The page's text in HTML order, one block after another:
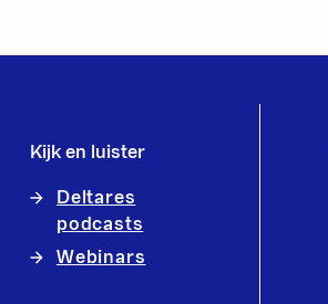
Kijk en luister
Deltares
podcasts
Webinars